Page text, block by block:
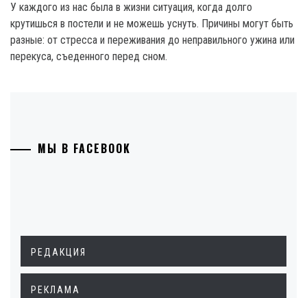
У каждого из нас была в жизни ситуация, когда долго
крутишься в постели и не можешь уснуть. Причины могут быть
разные: от стресса и переживания до неправильного ужина или
перекуса, съеденного перед сном.
МЫ В FACEBOOK
РЕДАКЦИЯ
РЕКЛАМА